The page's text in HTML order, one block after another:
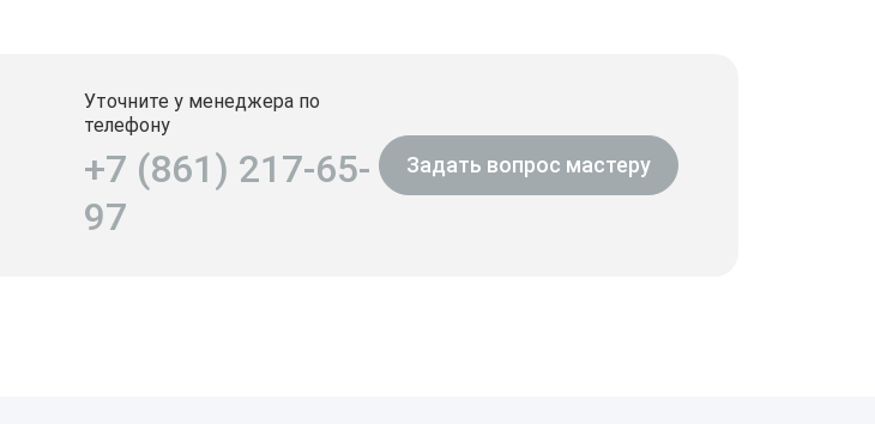
Уточните у менеджера по
телефону
+7 (861) 217-65-
97
Задать вопрос мастеру